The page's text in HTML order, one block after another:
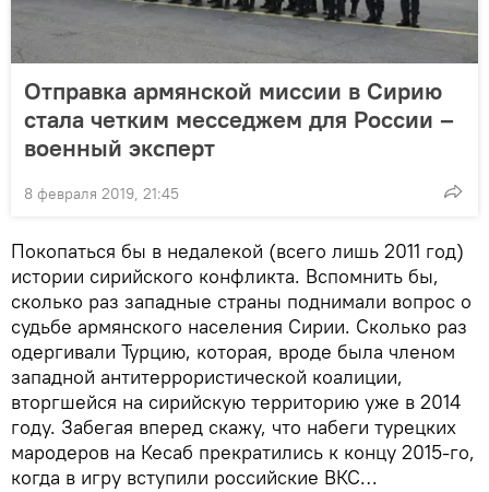
Отправка армянской миссии в Сирию
стала четким месседжем для России –
военный эксперт
8 февраля 2019, 21:45
Покопаться бы в недалекой (всего лишь 2011 год)
истории сирийского конфликта. Вспомнить бы,
сколько раз западные страны поднимали вопрос о
судьбе армянского населения Сирии. Сколько раз
одергивали Турцию, которая, вроде была членом
западной антитеррористической коалиции,
вторгшейся на сирийскую территорию уже в 2014
году. Забегая вперед скажу, что набеги турецких
мародеров на Кесаб прекратились к концу 2015-го,
когда в игру вступили российские ВКС…